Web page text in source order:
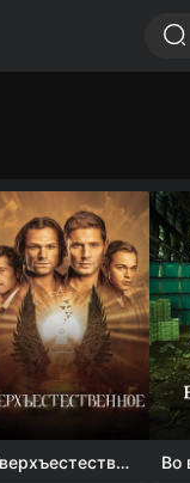
Сверхъестественное